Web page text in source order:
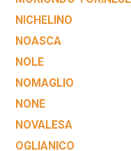
NICHELINO
NOASCA
NOLE
NOMAGLIO
NONE
NOVALESA
OGLIANICO